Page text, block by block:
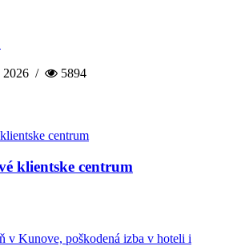
/ 5894
klientske centrum